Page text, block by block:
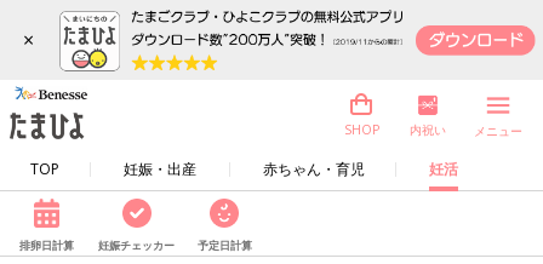
×
TOP 妊娠・出産 赤ちゃん・育児 妊活
SHOP 内祝い メニュー
排卵日計算 妊娠チェッカー 予定日計算